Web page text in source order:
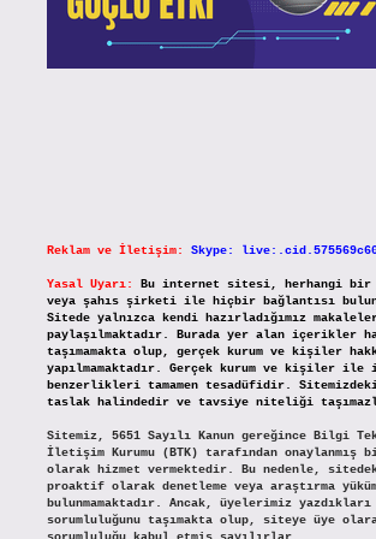
Reklam ve İletişim: Skype:
Yasal Uyarı:
Bu internet sitesi, herhangi bir
veya şahıs şirketi ile hiçbir bağlantısı
Sitede yalnızca kendi hazırladığımız
paylaşılmaktadır. Burada yer alan içerikler
taşımamakta olup, gerçek kurum ve kişiler
yapılmamaktadır. Gerçek kurum ve kişiler ile
benzerlikleri tamamen tesadüfidir.
taslak halindedir ve tavsiye niteliği
Sitemiz, 5651 Sayılı Kanun gereğince Bilgi
İletişim Kurumu (BTK) tarafından onaylanmış
olarak hizmet vermektedir. Bu nedenle,
proaktif olarak denetleme veya araştırma
bulunmamaktadır. Ancak, üyelerimiz
sorumluluğunu taşımakta olup, siteye üye